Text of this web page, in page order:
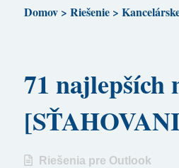
Domov> Riešenie>
71
Riešenia pre Outlook